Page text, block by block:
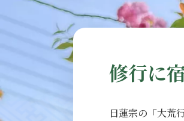
修行に
日蓮宗の 「大荒